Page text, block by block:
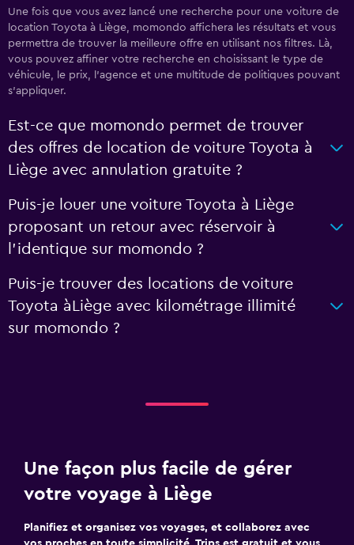
Une fois que vous avez lancé une recherche pour une voiture de
location Toyota à Liège, momondo affichera les résultats et vous
permettra de trouver la meilleure offre en utilisant nos filtres. Là,
vous pouvez affiner votre recherche en choisissant le type de
véhicule, le prix, l'agence et une multitude de politiques pouvant
s'appliquer.
Est-ce que momondo permet de trouver
des offres de location de voiture Toyota à
Liège avec annulation gratuite ?
Puis-je louer une voiture Toyota à Liège
proposant un retour avec réservoir à
l'identique sur momondo ?
Puis-je trouver des locations de voiture
Toyota àLiège avec kilométrage illimité
sur momondo ?
Une façon plus facile de gérer
votre voyage à Liège
Planifiez et organisez vos voyages, et collaborez avec